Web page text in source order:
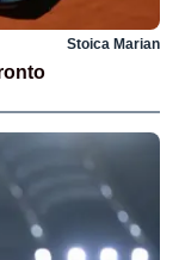
Stoica Marian